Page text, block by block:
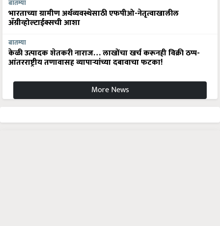
बातम्या
भारताच्या ग्रामीण अर्थव्यवस्थेसाठी एफपीओ-नेतृत्वाखालील
अ‍ॅग्रीव्होल्टाईक्सची आशा
बातम्या
केळी उत्पादक शेतकरी नाराज… लाखोंचा खर्च करूनही विक्री ठप्प-
आंतरराष्ट्रीय तणावासह व्यापाऱ्यांच्या दबावाचा फटका!
More News